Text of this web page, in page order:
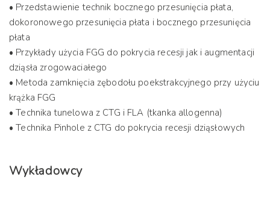
• Przedstawienie technik bocznego przesunięcia płata,
dokoronowego przesunięcia płata i bocznego przesunięcia
płata
• Przykłady użycia FGG do pokrycia recesji jak i augmentacji
dziąsła zrogowaciałego
• Metoda zamknięcia zębodołu poekstrakcyjnego przy użyciu
krążka FGG
• Technika tunelowa z CTG i FLA (tkanka allogenna)
• Technika Pinhole z CTG do pokrycia recesji dziąsłowych
Wykładowcy